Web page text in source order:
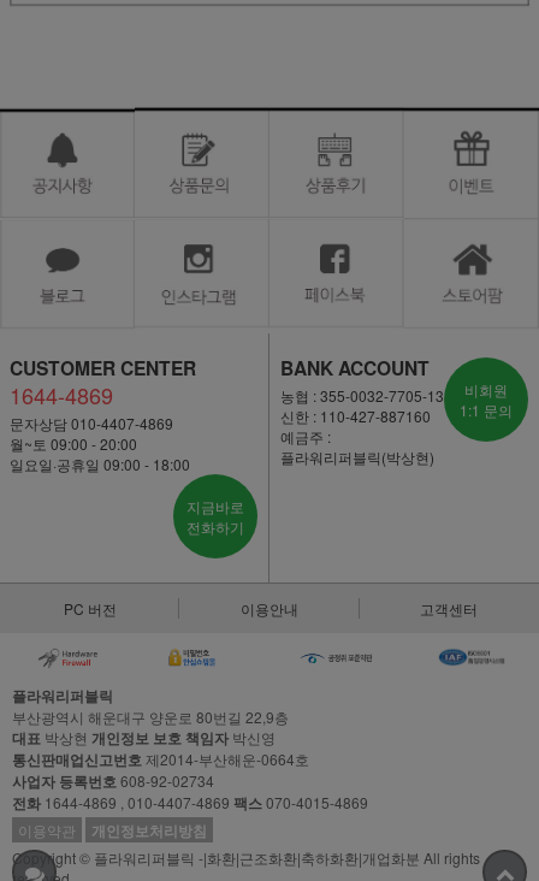
CUSTOMER CENTER
1644-4869
문자상담 010-4407-4869
월~토 09:00 - 20:00
일요일·공휴일 09:00 - 18:00
지금바로
전화하기
BANK ACCOUNT
농협 : 355-0032-7705-13
신한 : 110-427-887160
예금주 :
플라워리퍼블릭(박상현)
비회원
1:1 문의
PC 버전 이용안내 고객센터
플라워리퍼블릭
부산광역시 해운대구 양운로 80번길 22,9층
대표 박상현 개인정보 보호 책임자 박신영
통신판매업신고번호제2014-부산해운-0664호
사업자 등록번호608-92-02734
전화 1644-4869 , 010-4407-4869 팩스070-4015-4869
이용약관
개인정보처리방침
Copyright © 플라워리퍼블릭 -|화환|근조화환|축하화환|개업화분 All rights